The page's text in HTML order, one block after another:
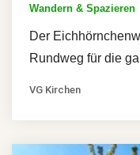
Wandern & Spazieren
Der
Rundweg für die
VG Kirchen